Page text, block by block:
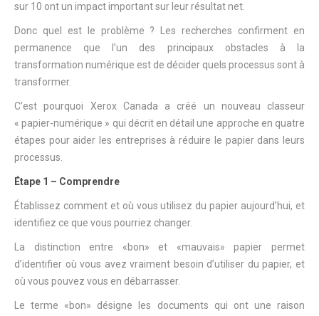
sur 10 ont un impact important sur leur résultat net.
Donc quel est le problème ? Les recherches confirment en
permanence que l’un des principaux obstacles à la
transformation numérique est de décider quels processus sont à
transformer.
C’est pourquoi Xerox Canada a créé un nouveau classeur
« papier-numérique » qui décrit en détail une approche en quatre
étapes pour aider les entreprises à réduire le papier dans leurs
processus.
Étape 1 – Comprendre
Établissez comment et où vous utilisez du papier aujourd’hui, et
identifiez ce que vous pourriez changer.
La distinction entre «bon» et «mauvais» papier permet
d’identifier où vous avez vraiment besoin d’utiliser du papier, et
où vous pouvez vous en débarrasser.
Le terme «bon» désigne les documents qui ont une raison